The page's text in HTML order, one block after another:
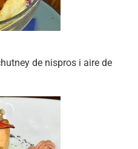
de nispros i aire de